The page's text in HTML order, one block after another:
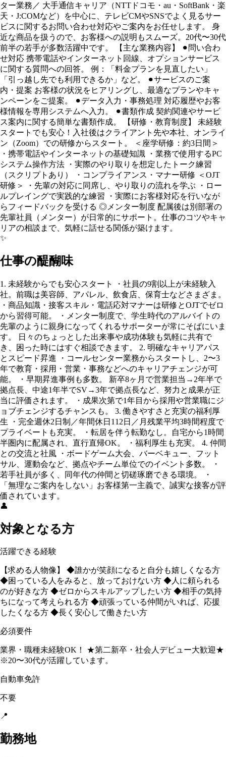
ター業務／ 大手通信キャリア（NTTドコモ・au・SoftBank・楽
天・J:COMなど）を中心に、テレビCMやSNSでよく見るサー
ビスに関するお問い合わせ対応やご案内をお任せします。 身
近な商品を扱うので、お客様への説明もスムーズ。20代〜30代
前半の若手が多数活躍中です。 【主な業務内容】 ⚫︎問い合わ
せ対応 携帯電話やインターネット回線、オプションサービス
に関する質問への回答。 例：「料金プランを見直したい」
「引っ越し先でも利用できるか」など。 ⚫︎サービスのご案
内・提案 お客様の状況をヒアリングし、最適なプランやキャ
ンペーンをご提案。 ⚫︎データ入力・事務処理 対応履歴やお客
様情報を専用システムへ入力。 ⚫︎書類作成 契約関連やサービ
ス案内に関する簡単な書類作成。 【研修・教育制度】 未経験
スタートでも安心！入社後はクライアント先や本社、オンライ
ン（Zoom）での研修からスタート。 ＜座学研修：約3日間＞
・携帯電話やインターネットの基礎知識 ・業務で使用するPC
システム操作方法 ・実際のやり取りを想定したトーク練習
（スクリプトあり） ・コンプライアンス・マナー研修 ＜OJT
研修＞ ・先輩の対応に同席し、やり取りの流れを学ぶ ・ロー
ルプレイングで実践的な練習 ・実際にお客様対応を行いなが
らフィードバックを受ける ◎メンター制度 配属後は別部署の
先輩社員（メンター）が日常的にサポート。仕事のコツやキャ
リアの相談まで、気軽に話せる関係が築けます。
✨
仕事の醍醐味
1. 未経験からでも安心スタート ・社員の9割以上が未経験入
社。前職は美容師、アパレル、飲食店、保育士などさまざま。
・商品知識・接客スキル・電話応対マナーは研修とOJTでゼロ
から習得可能。 ・メンター制度で、学生時代のアルバイトの
先輩のように親身になってくれるサポーターが常にそばにいま
す。 日々のちょっとした出来事や成功体験も気軽に共有で
き、困った時にはすぐ相談できます。 2. 明確なキャリアパス
とスピード昇進 ・コールセンター業務からスタートし、2〜3
年で教育・採用・営業・事務などへのキャリアチェンジが可
能。 ・早期昇進事例も多数。 新卒8ヶ月で営業担当→2年半で
拠点長、中途1年半でSV→3年で拠点長など、努力と成果が正
当に評価されます。 ・成果次第で1年目から採用や営業職にジ
ョブチェンジするチャンスも。 3. 働きやすさと充実の福利厚
生 ・完全週休2日制／年間休日112日／月残業平均3時間程度で
プライベートも充実。 ・転居を伴う転勤なし。自宅から1時間
半圏内に配属され、直行直帰OK。 ・福利厚生も充実。 4. 仲間
との交流と社風 ・ボードゲーム大会、バーベキュー、フット
サル、運動会など、拠点やチーム単位でのイベント多数。 ・
若手社員が多く、同年代の仲間と切磋琢磨できる環境。 ・
「無理なご案内をしない」お客様第一主義で、誠実な接客が評
価されています。
👤
対象となる方
活躍できる経験
【求める人物像】 ◆誰かが笑顔になると自分も嬉しくなる方
◆困っている人をみると、放っておけない方 ◆人に頼られる
のが好きな方 ◆ゼロからスキルアップしたい方 ◆相手の気持
ちになって考えられる方 ◆頑張っている仲間がいれば、応援
したくなる方 ◆長く安心して働きたい方
必須要件
業界・職種未経験OK！ ★第二新卒・社会⼈デビュー大歓迎★
※20〜30代が活躍しています。
自動車免許
不要
📍
勤務地